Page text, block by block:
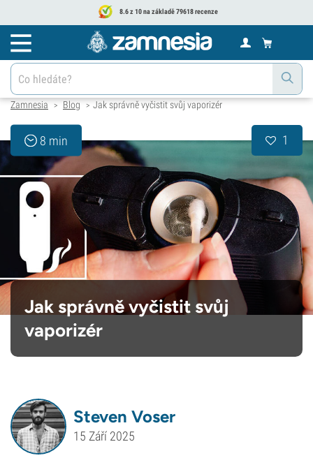
8.6 z 10 na základě 79618 recenze
Zamnesia > Blog > Jak správně vyčistit svůj vaporizér
8 min 1
Jak správně vyčistit svůj
vaporizér
Steven Voser
15 Září 2025